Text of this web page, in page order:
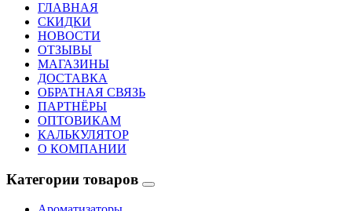
ГЛАВНАЯ
СКИДКИ
НОВОСТИ
ОТЗЫВЫ
МАГАЗИНЫ
ДОСТАВКА
ОБРАТНАЯ СВЯЗЬ
ПАРТНЁРЫ
ОПТОВИКАМ
КАЛЬКУЛЯТОР
О КОМПАНИИ
Категории товаров